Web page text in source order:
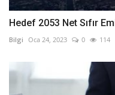
Hedef 2053 Net Sıfır
Bilgi Oca 24, 2023 0 114